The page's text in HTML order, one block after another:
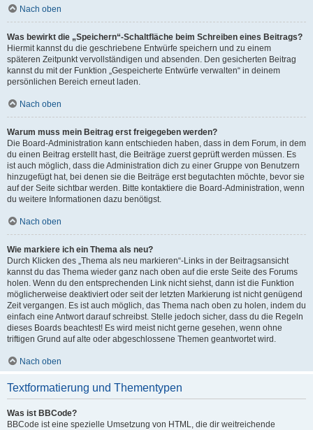
Nach oben
Was bewirkt die „Speichern“-Schaltfläche beim Schreiben eines Beitrags?
Hiermit kannst du die geschriebene Entwürfe speichern und zu einem
späteren Zeitpunkt vervollständigen und absenden. Den gesicherten Beitrag
kannst du mit der Funktion „Gespeicherte Entwürfe verwalten“ in deinem
persönlichen Bereich erneut laden.
Nach oben
Warum muss mein Beitrag erst freigegeben werden?
Die Board-Administration kann entschieden haben, dass in dem Forum, in dem
du einen Beitrag erstellt hast, die Beiträge zuerst geprüft werden müssen. Es
ist auch möglich, dass die Administration dich zu einer Gruppe von Benutzern
hinzugefügt hat, bei denen sie die Beiträge erst begutachten möchte, bevor sie
auf der Seite sichtbar werden. Bitte kontaktiere die Board-Administration, wenn
du weitere Informationen dazu benötigst.
Nach oben
Wie markiere ich ein Thema als neu?
Durch Klicken des „Thema als neu markieren“-Links in der Beitragsansicht
kannst du das Thema wieder ganz nach oben auf die erste Seite des Forums
holen. Wenn du den entsprechenden Link nicht siehst, dann ist die Funktion
möglicherweise deaktiviert oder seit der letzten Markierung ist nicht genügend
Zeit vergangen. Es ist auch möglich, das Thema nach oben zu holen, indem du
einfach eine Antwort darauf schreibst. Stelle jedoch sicher, dass du die Regeln
dieses Boards beachtest! Es wird meist nicht gerne gesehen, wenn ohne
triftigen Grund auf alte oder abgeschlossene Themen geantwortet wird.
Nach oben
Textformatierung und Thementypen
Was ist BBCode?
BBCode ist eine spezielle Umsetzung von HTML, die dir weitreichende